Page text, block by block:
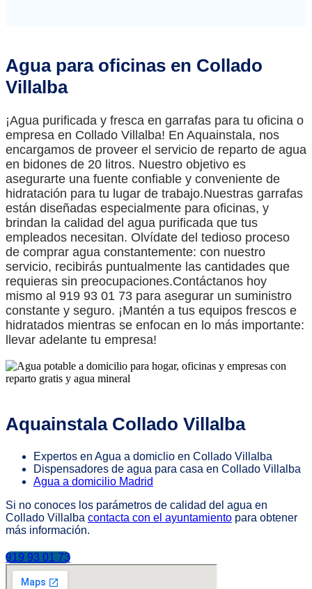
Agua para oficinas en Collado
Villalba
¡Agua purificada y fresca en garrafas para tu oficina o
empresa en Collado Villalba! En Aquainstala, nos
encargamos de proveer el servicio de reparto de agua
en bidones de 20 litros. Nuestro objetivo es
asegurarte una fuente confiable y conveniente de
hidratación para tu lugar de trabajo.Nuestras garrafas
están diseñadas especialmente para oficinas, y
brindan la calidad del agua purificada que tus
empleados necesitan. Olvídate del tedioso proceso
de comprar agua constantemente: con nuestro
servicio, recibirás puntualmente las cantidades que
requieras sin preocupaciones.Contáctanos hoy
mismo al 919 93 01 73 para asegurar un suministro
constante y seguro. ¡Mantén a tus equipos frescos e
hidratados mientras se enfocan en lo más importante:
llevar adelante tu empresa!
Aquainstala Collado Villalba
Expertos en Agua a domiclio en Collado Villalba
Dispensadores de agua para casa en Collado Villalba
Agua a domicilio Madrid
Si no conoces los parámetros de calidad del agua en
Collado Villalba contacta con el ayuntamiento para obtener
más información.
919 93 01 73